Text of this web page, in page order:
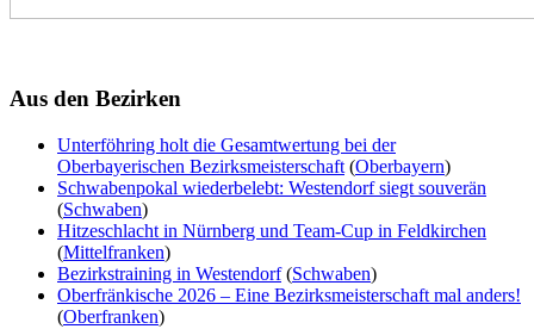
Aus den Bezirken
Unterföhring holt die Gesamtwertung bei der
Oberbayerischen Bezirksmeisterschaft (Oberbayern)
Schwabenpokal wiederbelebt: Westendorf siegt souverän
(Schwaben)
Hitzeschlacht in Nürnberg und Team-Cup in Feldkirchen
(Mittelfranken)
Bezirkstraining in Westendorf (Schwaben)
Oberfränkische 2026 – Eine Bezirksmeisterschaft mal anders!
(Oberfranken)